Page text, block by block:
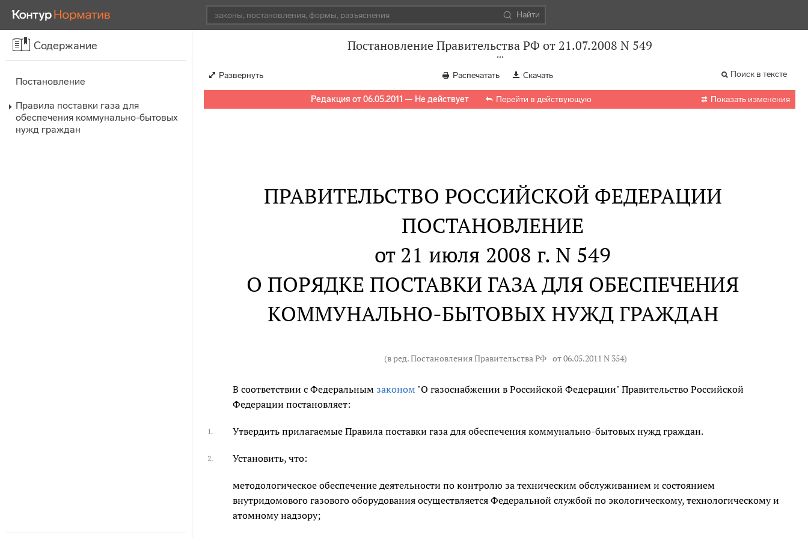
Найти
Содержание
Постановление
Правила поставки газа для
обеспечения коммунально-бытовых
нужд граждан
Постановление Правительства РФ от 21.07.2008 N 549
Развернуть Распечатать Скачать Поиск в тексте
Редакция от 06.05.2011 — Не действует Перейти в действующую  Показать изменения
ПРАВИТЕЛЬСТВО РОССИЙСКОЙ ФЕДЕРАЦИИ
ПОСТАНОВЛЕНИЕ
от 21 июля 2008 г. N 549
О ПОРЯДКЕ ПОСТАВКИ ГАЗА ДЛЯ ОБЕСПЕЧЕНИЯ
КОММУНАЛЬНО-БЫТОВЫХ НУЖД ГРАЖДАН
(в ред. Постановления Правительства РФ от 06.05.2011 N 354)
В соответствии с Федеральнымзаконом "О газоснабжении в Российской Федерации" Правительство Российской
Федерации постановляет:
1. Утвердить прилагаемые Правила поставки газа для обеспечения коммунально-бытовых нужд граждан.
2. Установить, что:
методологическое обеспечение деятельности по контролю за техническим обслуживанием и состоянием
внутридомового газового оборудования осуществляется Федеральной службой по экологическому, технологическому и
атомному надзору;